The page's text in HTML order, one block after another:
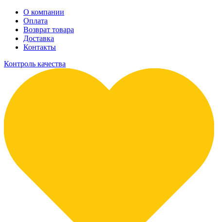
О компании
Оплата
Возврат товара
Доставка
Контакты
Контроль качества